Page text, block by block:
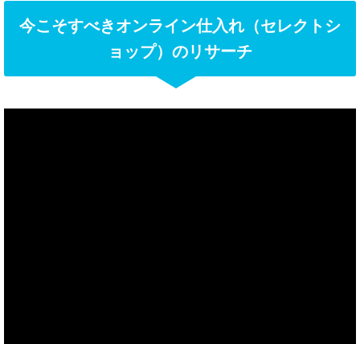
今こそすべきオンライン仕入れ（セレクトシ
ョップ）のリサーチ